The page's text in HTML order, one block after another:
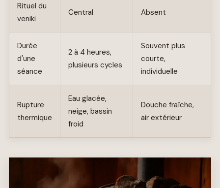
Rituel du
veniki
Central Absent
Durée
d'une
séance
2 à 4 heures,
plusieurs cycles
Souvent plus
courte,
individuelle
Rupture
thermique
Eau glacée,
neige, bassin
froid
Douche fraîche,
air extérieur